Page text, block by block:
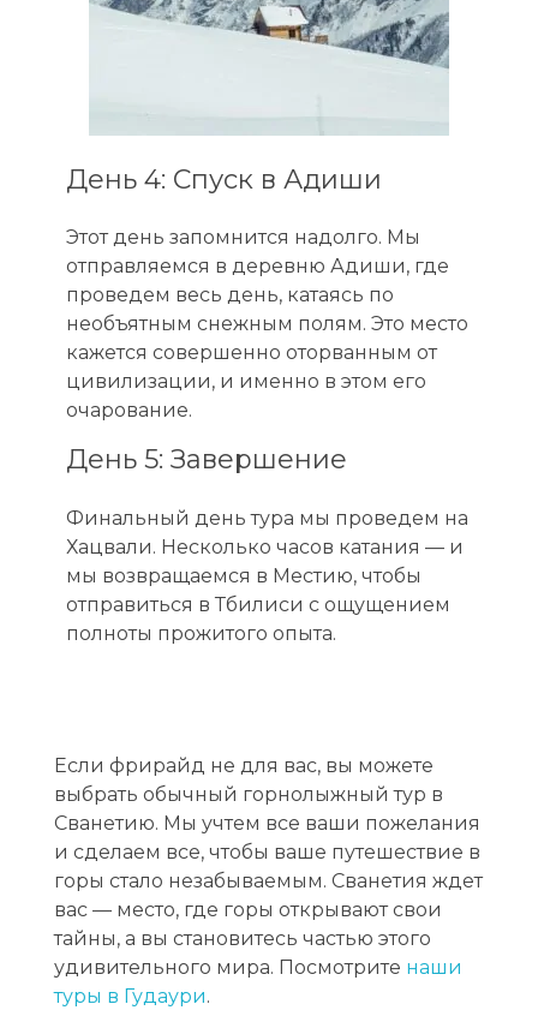
День 4: Спуск в Адиши
Этот день запомнится надолго. Мы
отправляемся в деревню Адиши, где
проведем весь день, катаясь по
необъятным снежным полям. Это место
кажется совершенно оторванным от
цивилизации, и именно в этом его
очарование.
День 5: Завершение
Финальный день тура мы проведем на
Хацвали. Несколько часов катания — и
мы возвращаемся в Местию, чтобы
отправиться в Тбилиси с ощущением
полноты прожитого опыта.
Если фрирайд не для вас, вы можете
выбрать обычный горнолыжный тур в
Сванетию. Мы учтем все ваши пожелания
и сделаем все, чтобы ваше путешествие в
горы стало незабываемым. Сванетия ждет
вас — место, где горы открывают свои
тайны, а вы становитесь частью этого
удивительного мира. Посмотрите наши
туры в Гудаури.